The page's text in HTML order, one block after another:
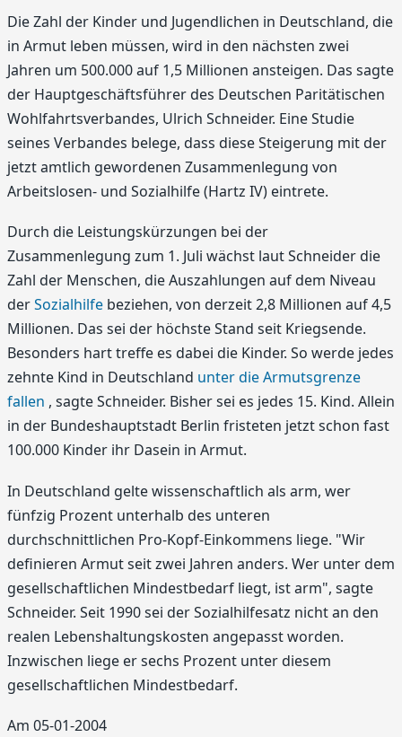
Die Zahl der Kinder und Jugendlichen in Deutschland, die
in Armut leben müssen, wird in den nächsten zwei
Jahren um 500.000 auf 1,5 Millionen ansteigen. Das sagte
der Hauptgeschäftsführer des Deutschen Paritätischen
Wohlfahrtsverbandes, Ulrich Schneider. Eine Studie
seines Verbandes belege, dass diese Steigerung mit der
jetzt amtlich gewordenen Zusammenlegung von
Arbeitslosen- und Sozialhilfe (Hartz IV) eintrete.
Durch die Leistungskürzungen bei der
Zusammenlegung zum 1. Juli wächst laut Schneider die
Zahl der Menschen, die Auszahlungen auf dem Niveau
derSozialhilfe beziehen, von derzeit 2,8 Millionen auf 4,5
Millionen. Das sei der höchste Stand seit Kriegsende.
Besonders hart treffe es dabei die Kinder. So werde jedes
zehnte Kind in Deutschland unter die Armutsgrenze
fallen , sagte Schneider. Bisher sei es jedes 15. Kind. Allein
in der Bundeshauptstadt Berlin fristeten jetzt schon fast
100.000 Kinder ihr Dasein in Armut.
In Deutschland gelte wissenschaftlich als arm, wer
fünfzig Prozent unterhalb des unteren
durchschnittlichen Pro-Kopf-Einkommens liege. "Wir
definieren Armut seit zwei Jahren anders. Wer unter dem
gesellschaftlichen Mindestbedarf liegt, ist arm", sagte
Schneider. Seit 1990 sei der Sozialhilfesatz nicht an den
realen Lebenshaltungskosten angepasst worden.
Inzwischen liege er sechs Prozent unter diesem
gesellschaftlichen Mindestbedarf.
Am 05-01-2004